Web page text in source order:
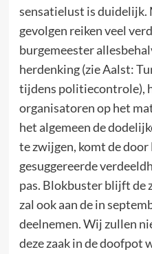
sensatielust is duidelijk.
gevolgen reiken veel
burgemeester
herdenking (zie Aalst:
tijdens politiecontrole),
organisatoren op het
het algemeen de
te zwijgen, komt de
gesuggereerde
pas. Blokbuster blijft de
zal ook aan de in
deelnemen. Wij zullen
deze zaak in de doofpot